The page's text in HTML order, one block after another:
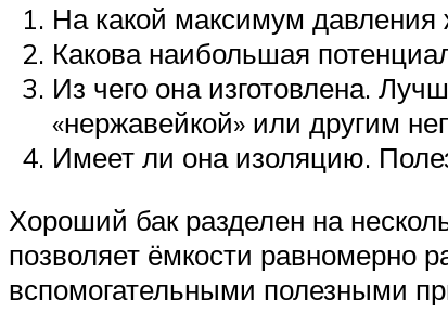
На какой максимум давления
Какова наибольшая
Из чего она изготовлена.
«нержавейкой» или другим
Имеет ли она изоляцию.
Хороший бак разделен на
позволяет ёмкости равномерно
вспомогательными полезными